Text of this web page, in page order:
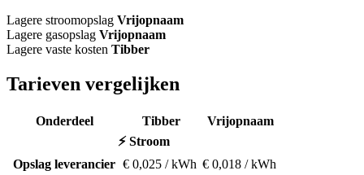
Lagere stroomopslag Vrijopnaam
Lagere gasopslag Vrijopnaam
Lagere vaste kosten Tibber
Tarieven vergelijken
Onderdeel Tibber
Vrijopnaam
⚡ Stroom
Opslag leverancier € 0,025 / kWh € 0,018 / kWh